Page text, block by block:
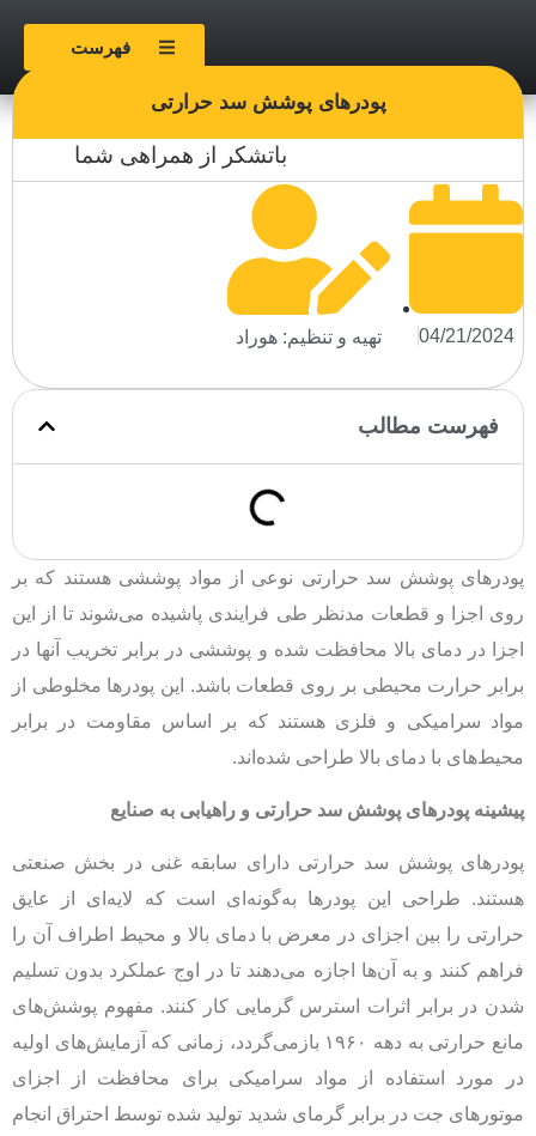
فهرست
پودرهای پوشش سد حرارتی
باتشکر از همراهی شما
04/21/2024 تهیه و تنظیم: هوراد
فهرست مطالب
پودرهای پوشش سد حرارتی نوعی از مواد پوششی هستند که بر
روی اجزا و قطعات مدنظر طی فرایندی پاشیده می‌شوند تا از این
اجزا در دمای بالا محافظت شده و پوششی در برابر تخریب آنها در
برابر حرارت محیطی بر روی قطعات باشد. این پودرها مخلوطی از
مواد سرامیکی و فلزی هستند که بر اساس مقاومت در برابر
محیط‌های با دمای بالا طراحی شده‌اند.
پیشینه پودرهای پوشش سد حرارتی و راهیابی به صنایع
پودرهای پوشش سد حرارتی دارای سابقه غنی در بخش صنعتی
هستند. طراحی این پودرها به‌گونه‌ای است که لایه‌ای از عایق
حرارتی را بین اجزای در معرض با دمای بالا و محیط اطراف آن را
فراهم کنند و به آن‌ها اجازه می‌دهند تا در اوج عملکرد بدون تسلیم
شدن در برابر اثرات استرس گرمایی کار کنند. مفهوم پوشش‌های
مانع حرارتی به دهه ۱۹۶۰ بازمی‌گردد، زمانی که آزمایش‌های اولیه
در مورد استفاده از مواد سرامیکی برای محافظت از اجزای
موتورهای جت در برابر گرمای شدید تولید شده توسط احتراق انجام